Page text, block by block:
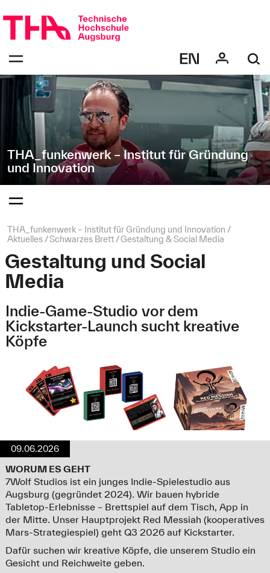
überspringen
zur
Navigation
"THA_funkenwerk
–
Institut
Gründung
und
Innovation"
THA_funkenwerk – Institut für Gründung
und Innovation
bestätigen
Öffnen
des
Menüs
bestätigen
des
Menüs
Seitenpfad:
THA_funkenwerk – Institut für Gründung und Innovation
Aktuelles
Schwarzes Brett Gestaltung & Social Media
Gestaltung und Social
Media
Indie-Game-Studio vor dem
Kickstarter-Launch sucht kreative
Köpfe
09.06.2026
WORUM ES GEHT
7Wolf Studios ist ein junges Indie-Spielestudio aus
Augsburg (gegründet 2024). Wir bauen hybride
Tabletop-Erlebnisse – Brettspiel auf dem Tisch, App in
der Mitte. Unser Hauptprojekt Red Messiah (kooperatives
Mars-Strategiespiel) geht Q3 2026 auf Kickstarter.
Dafür suchen wir kreative Köpfe, die unserem Studio ein
Gesicht und Reichweite geben.